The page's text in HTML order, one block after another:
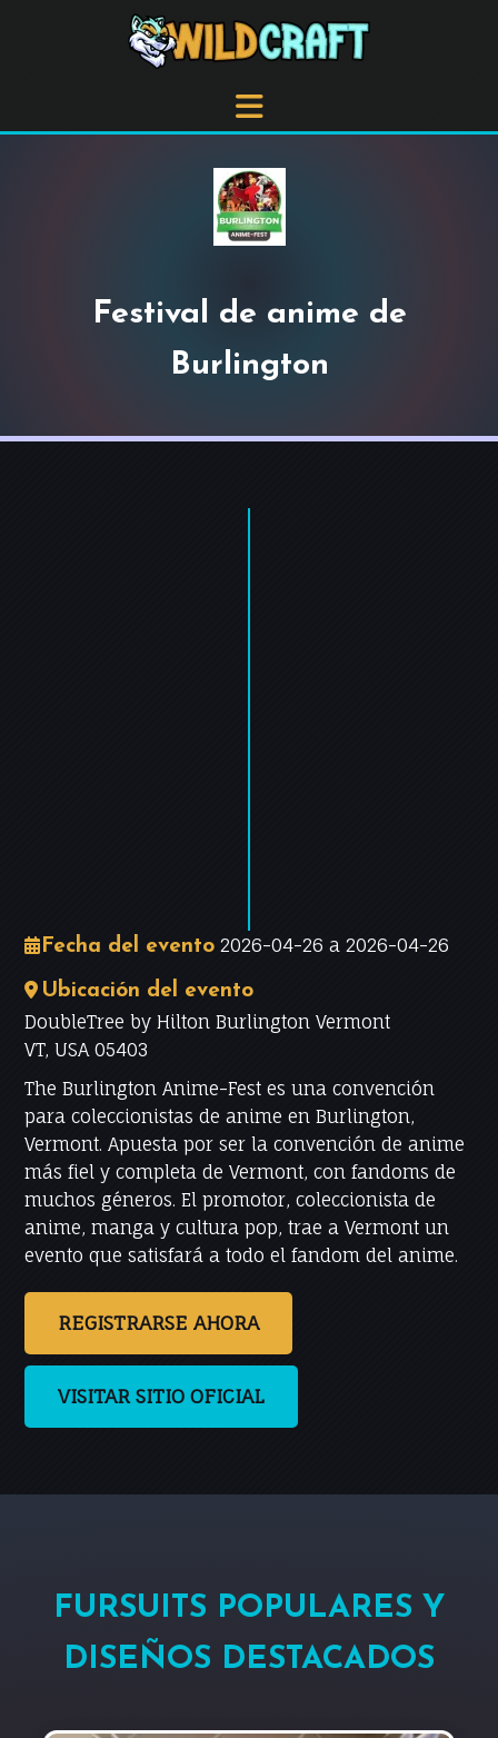
Festival de anime de
Burlington
Fecha del evento 2026-04-26 a 2026-04-26
Ubicación del evento
DoubleTree by Hilton Burlington Vermont
VT, USA 05403
The Burlington Anime-Fest es una convención
para coleccionistas de anime en Burlington,
Vermont. Apuesta por ser la convención de anime
más fiel y completa de Vermont, con fandoms de
muchos géneros. El promotor, coleccionista de
anime, manga y cultura pop, trae a Vermont un
evento que satisfará a todo el fandom del anime.
REGISTRARSE AHORA
VISITAR SITIO OFICIAL
FURSUITS POPULARES Y
DISEÑOS DESTACADOS